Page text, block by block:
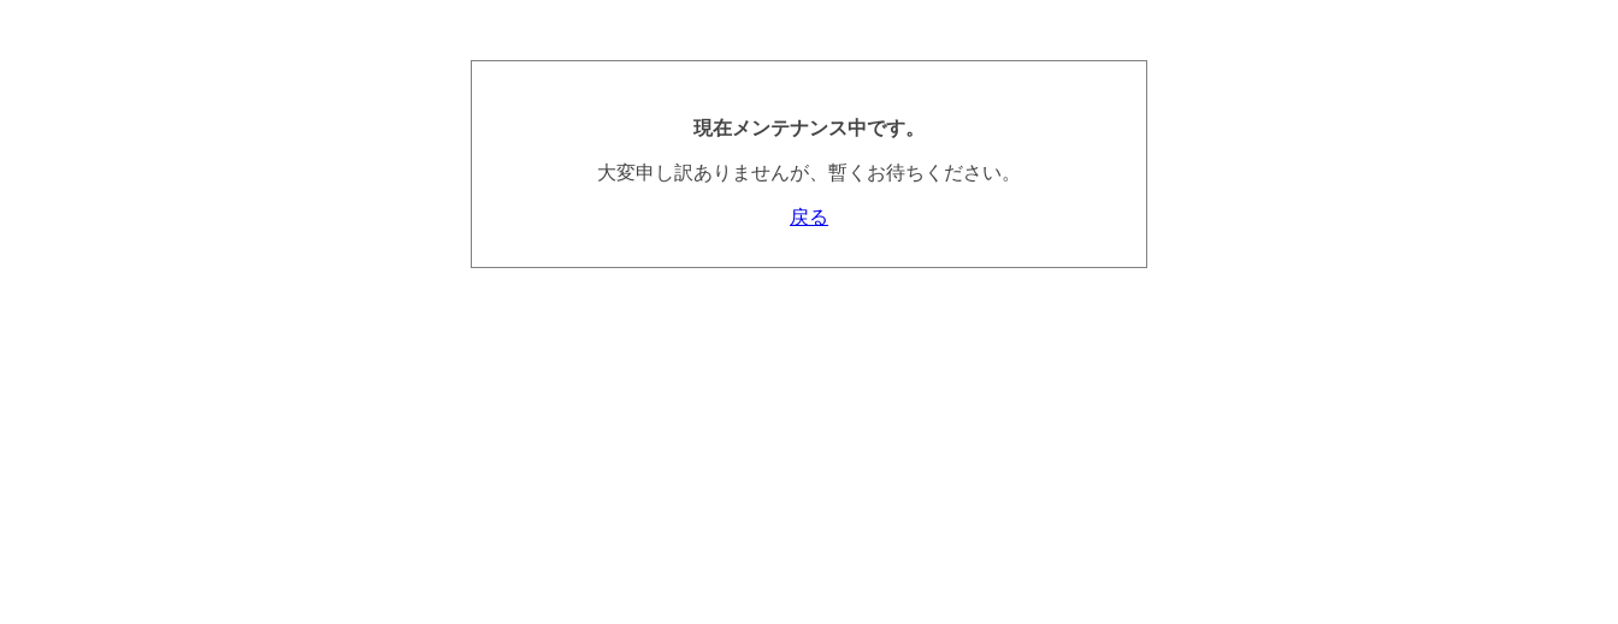
現在メンテナンス中です。
大変申し訳ありませんが、暫くお待ちください。
戻る